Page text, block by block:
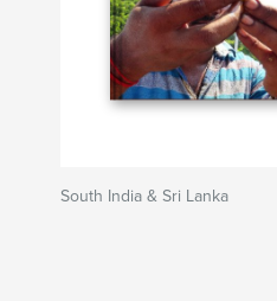
South India & Sri Lanka